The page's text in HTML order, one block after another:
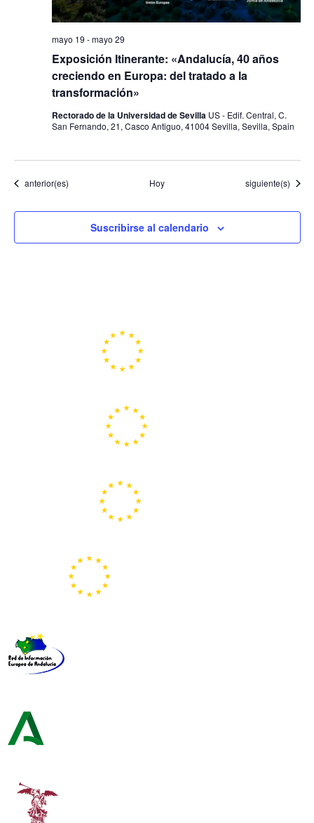
Exposición Itinerante: «Andalucía, 40 años
creciendo en Europa: del tratado a la
transformación»
mayo 19 -mayo 29
Rectorado de la Universidad de Sevilla US - Edif. Central, C.
San Fernando, 21, Casco Antiguo, 41004 Sevilla, Sevilla, Spain
Eventos
anterior(es) Hoy Eventos
siguiente(s)
Suscribirse al calendario